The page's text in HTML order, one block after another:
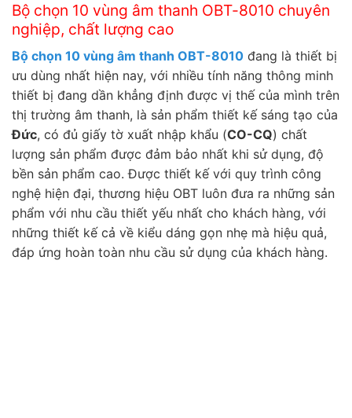
Bộ chọn 10 vùng âm thanh OBT-8010 chuyên
nghiệp, chất lượng cao
Bộ chọn 10 vùng âm thanh OBT-8010 đang là thiết bị
ưu dùng nhất hiện nay, với nhiều tính năng thông minh
thiết bị đang dần khẳng định được vị thế của mình trên
thị trường âm thanh, là sản phẩm thiết kế sáng tạo của
Đức, có đủ giấy tờ xuất nhập khẩu (CO-CQ) chất
lượng sản phẩm được đảm bảo nhất khi sử dụng, độ
bền sản phẩm cao. Được thiết kế với quy trình công
nghệ hiện đại, thương hiệu OBT luôn đưa ra những sản
phẩm với nhu cầu thiết yếu nhất cho khách hàng, với
những thiết kế cả về kiểu dáng gọn nhẹ mà hiệu quả,
đáp ứng hoàn toàn nhu cầu sử dụng của khách hàng.